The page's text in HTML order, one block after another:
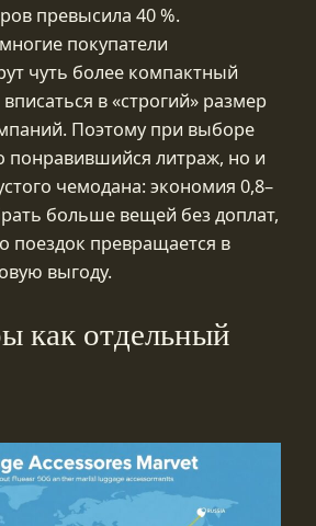
превысила 40 %.
покупатели
чуть более компактный
в «строгий» размер
Поэтому при выборе
понравившийся литраж, но и
чемодана: экономия 0,8–
больше вещей без доплат,
поездок превращается в
выгоду.
как отдельный